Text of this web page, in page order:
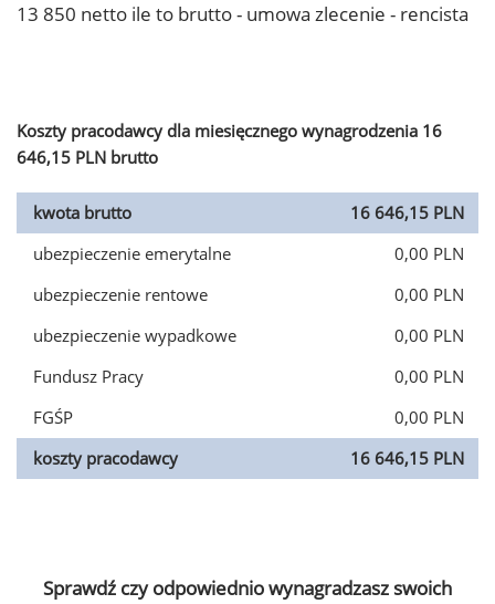
13 850 netto ile to brutto - umowa zlecenie - rencista
Koszty pracodawcy dla miesięcznego wynagrodzenia 16
646,15 PLN brutto
kwota brutto
16 646,15 PLN
ubezpieczenie emerytalne
0,00 PLN
ubezpieczenie rentowe
0,00 PLN
ubezpieczenie wypadkowe
0,00 PLN
Fundusz Pracy
0,00 PLN
FGŚP
0,00 PLN
koszty pracodawcy
16 646,15 PLN
Sprawdź czy odpowiednio wynagradzasz swoich